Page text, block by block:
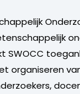
SWOCC
organiseren